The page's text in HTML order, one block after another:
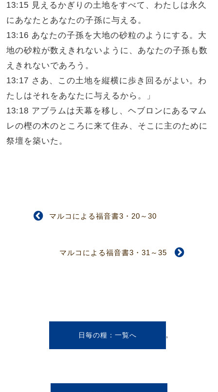
13:15 見えるかぎりの土地をすべて、わたしは永久
にあなたとあなたの子孫に与える。
13:16 あなたの子孫を大地の砂粒のようにする。大
地の砂粒が数えきれないように、あなたの子孫も数
えきれないであろう。
13:17 さあ、この土地を縦横に歩き回るがよい。わ
たしはそれをあなたに与えるから。」
13:18 アブラムは天幕を移し、ヘブロンにあるマム
レの樫の木のところに来て住み、そこに主のために
祭壇を築いた。
マルコによる福音書3・20～30
マルコによる福音書3・31～35
日毎の糧 ,